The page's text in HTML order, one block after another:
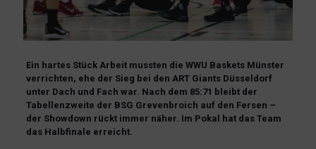
Ein hartes Stück Arbeit mussten die WWU Baskets Münster
verrichten, ehe der Sieg bei den ART Giants Düsseldorf
unter Dach und Fach war. Nach dem 85:71 bleibt der
Tabellenzweite der BSG Grevenbroich auf den Fersen –
der Showdown rückt immer näher. Im Pokal hat das Team
das Halbfinale erreicht.